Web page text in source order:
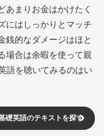
あまりお金はかけたく
にはしっかりとマッチ
銭的なダメージはほと
場合は余暇を使って親
語を聴いてみるのはい
礎英語のテキストを探す